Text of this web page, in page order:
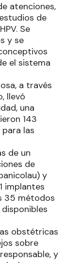
atenciones,
de
Se
y se
el sistema
a través
llevó
una
143
las
de un
de
y
implantes
35 métodos
obstétricas
sobre
y